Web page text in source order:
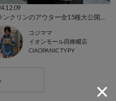
コジママ
イオンモール四條畷店
CIAOPANIC TYPY